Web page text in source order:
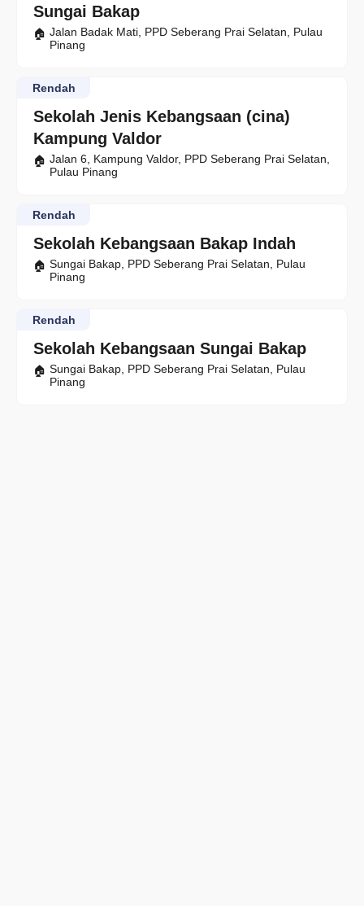
Sungai Bakap
Jalan Badak Mati, PPD Seberang Prai Selatan, Pulau
Pinang
Sekolah Jenis Kebangsaan (cina)
Kampung Valdor
Rendah
Jalan 6, Kampung Valdor, PPD Seberang Prai Selatan,
Pulau Pinang
Sekolah Kebangsaan Bakap Indah
Rendah
Sungai Bakap, PPD Seberang Prai Selatan, Pulau
Pinang
Sekolah Kebangsaan Sungai Bakap
Rendah
Sungai Bakap, PPD Seberang Prai Selatan, Pulau
Pinang